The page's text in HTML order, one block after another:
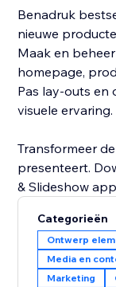
Benadruk
nieuwe
Maak en
homepage,
Pas lay-outs en
visuele ervaring.
Transformeer
presenteert.
& Slideshow
Categorieën
Ontwerp
Media en
Marketing